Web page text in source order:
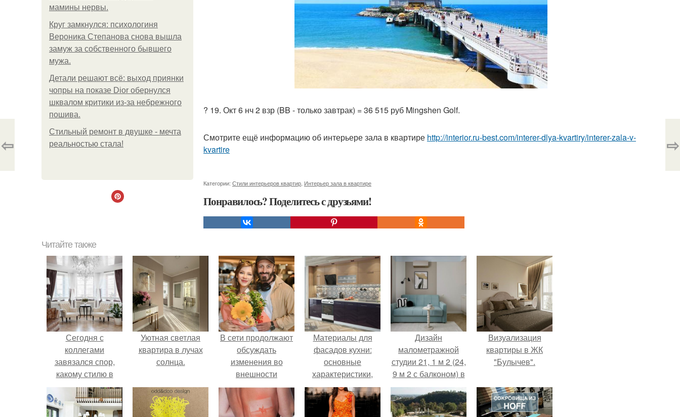
мамины нервы.
Круг замкнулся: психологиня
Вероника Степанова снова вышла
замуж за собственного бывшего
мужа.
Детали решают всё: выход приянки
чопры на показе Dior обернулся
шквалом критики из-за небрежного
пошива.
Стильный ремонт в двушке - мечта
реальностью стала!
? 19. Окт 6 нч 2 взр (BB - только завтрак) = 36 515 руб Mingshen Golf.
Смотрите ещё информацию об интерьере зала в квартире http://interior.ru-best.com/interer-dlya-kvartiry/interer-zala-v-
kvartire
Категории: Стили интерьеров квартир Интерьер зала в квартире
Понравилось? Поделитесь с друзьями!
⇦ ⇨
Читайте также
Сегодня с
коллегами
завязался спор,
какому стилю в
интерьере сейчас
чаще отдают
предпочтение?
Уютная светлая
квартира в лучах
солнца.
В сети продолжают
обсуждать
изменения во
внешности
актрисы.
Материалы для
фасадов кухни:
основные
характеристики,
плюсы и минусы.
Дизайн
малометражной
студии 21, 1 м 2 (24,
9 м 2 с балконом) в
Краснодаре.
Визуализация
квартиры в ЖК
"Булычев".